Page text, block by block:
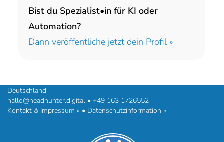
Bist du Spezialist•in für KI oder
Automation?
Dann veröffentliche jetzt dein Profil »
Deutschland
hallo@headhunter.digital • +49 163 1726552
Kontakt & Impressum » • Datenschutzinformation »